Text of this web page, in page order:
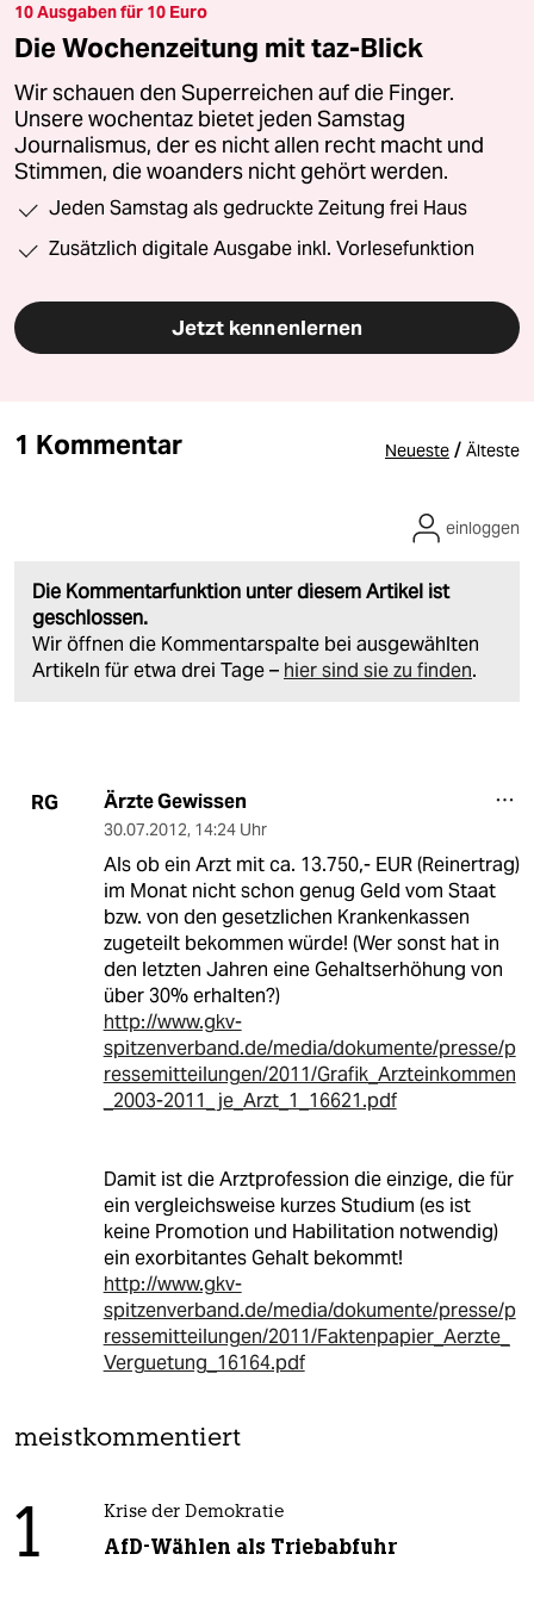
10 Ausgaben für 10 Euro
Die Wochenzeitung mit taz-Blick
Wir schauen den Superreichen auf die Finger.
Unsere wochentaz bietet jeden Samstag
Journalismus, der es nicht allen recht macht und
Stimmen, die woanders nicht gehört werden.
Jeden Samstag als gedruckte Zeitung frei Haus
Zusätzlich digitale Ausgabe inkl. Vorlesefunktion
Jetzt kennenlernen
1 Kommentar Neueste / Älteste
Die Kommentarfunktion unter diesem Artikel ist
geschlossen.
Wir öffnen die Kommentarspalte bei ausgewählten
Artikeln für etwa drei Tage – hier sind sie zu finden.
einloggen
RG Ärzte Gewissen
30.07.2012, 14:24 Uhr
Als ob ein Arzt mit ca. 13.750,- EUR (Reinertrag)
im Monat nicht schon genug Geld vom Staat
bzw. von den gesetzlichen Krankenkassen
zugeteilt bekommen würde! (Wer sonst hat in
den letzten Jahren eine Gehaltserhöhung von
über 30% erhalten?)
http://www.gkv-
spitzenverband.de/media/dokumente/presse/p
ressemitteilungen/2011/Grafik_Arzteinkommen
_2003-2011_je_Arzt_1_16621.pdf
Damit ist die Arztprofession die einzige, die für
ein vergleichsweise kurzes Studium (es ist
keine Promotion und Habilitation notwendig)
ein exorbitantes Gehalt bekommt!
http://www.gkv-
spitzenverband.de/media/dokumente/presse/p
ressemitteilungen/2011/Faktenpapier_Aerzte_
Verguetung_16164.pdf
meistkommentiert
1 Krise der Demokratie
AfD-Wählen als Triebabfuhr